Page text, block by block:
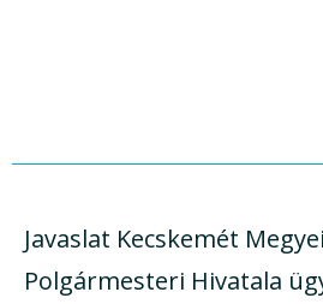
Javaslat Kecskemét
Polgármesteri Hivatala